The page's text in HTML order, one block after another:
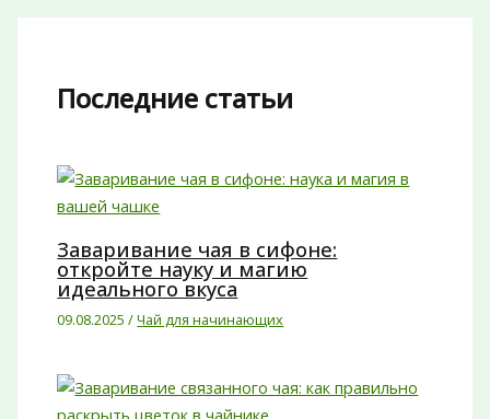
Последние статьи
Заваривание чая в сифоне:
откройте науку и магию
идеального вкуса
09.08.2025/Чай для начинающих